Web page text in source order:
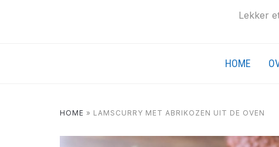
Lekker
HOME
HOME » LAMSCURRY MET ABRIKOZEN UIT DE OVEN